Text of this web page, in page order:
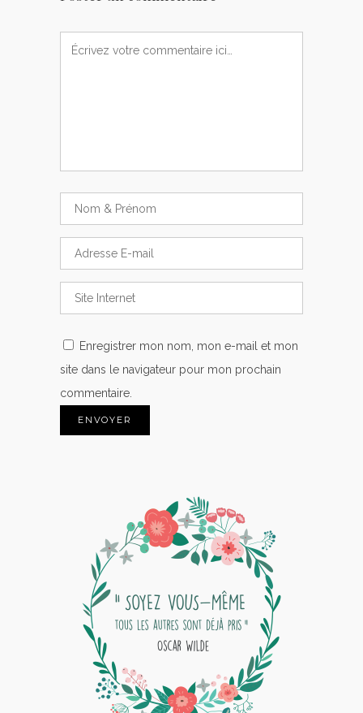
Enregistrer mon nom, mon e-mail et mon
site dans le navigateur pour mon prochain
commentaire.